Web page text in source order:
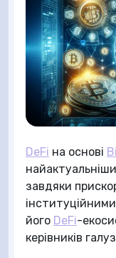
DeFi на основі
завдяки
його DeFi-
керівників